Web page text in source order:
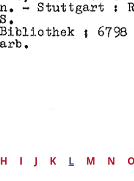
H I J K L M N O